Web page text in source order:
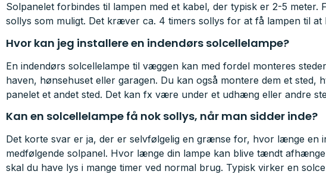
Solpanelet forbindes til lampen med et kabel, der typisk er 2-5
sollys som muligt. Det kræver ca. 4 timers sollys for at få lampen til at
Hvor kan jeg installere en indendørs solcellelampe?
En indendørs solcellelampe til væggen kan med fordel monteres
haven, hønsehuset eller garagen. Du kan også montere dem et
panelet et andet sted. Det kan fx være under et udhæng eller andre
Kan en solcellelampe få nok sollys, når man sidder inde?
Det korte svar er ja, der er selvfølgelig en grænse for, hvor længe en
medfølgende solpanel. Hvor længe din lampe kan blive tændt
skal du have lys i mange timer ved normal brug. Typisk virker en